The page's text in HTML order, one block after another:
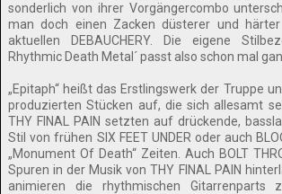
sonderlich von ihrer Vorgängercombo
man doch einen Zacken düsterer und
aktuellen DEBAUCHERY. Die eigene
Rhythmic Death Metal´ passt also schon mal
„Epitaph“ heißt das Erstlingswerk der Truppe
produzierten Stücken auf, die sich allesamt
THY FINAL PAIN setzten auf drückende,
Stil von frühen SIX FEET UNDER oder auch
„Monument Of Death“ Zeiten. Auch BOLT
Spuren in der Musik von THY FINAL PAIN
animieren die rhythmischen Gitarrenparts